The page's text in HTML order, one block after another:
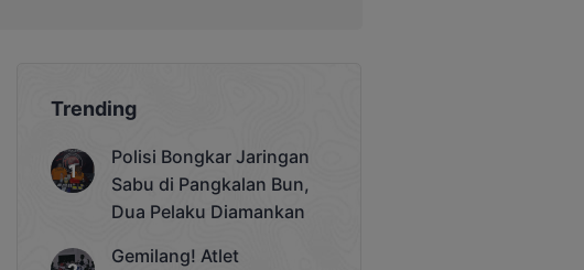
Trending
Polisi Bongkar Jaringan
Sabu di Pangkalan Bun,
Dua Pelaku Diamankan
Gemilang! Atlet